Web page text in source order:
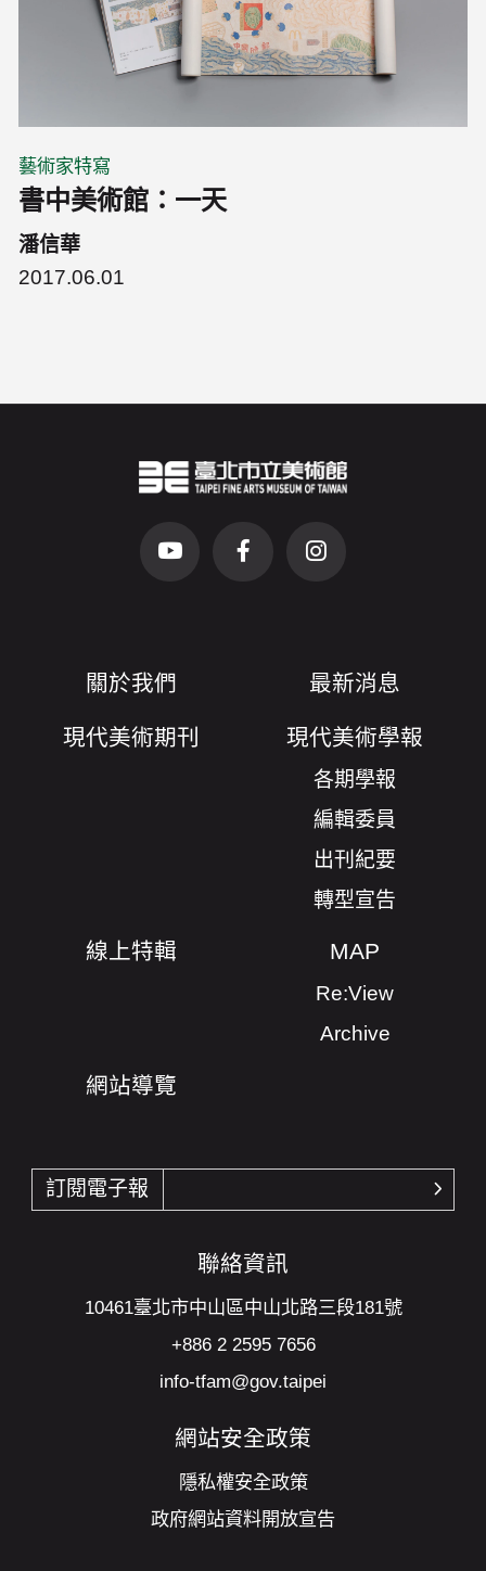
藝術家特寫
書中美術館：一天
潘信華
2017.06.01
前往Youtube頻道(另開新視窗)
前往Facebook粉絲團(另開新視窗)
前往Instagram粉絲團(另
關於我們 最新消息
現代美術期刊 現代美術學報
各期學報
編輯委員
出刊紀要
轉型宣告
線上特輯 MAP
Re:View
Archive
網站導覽
訂閱電子報
確認
聯絡資訊
10461臺北市中山區中山北路三段181號
+886 2 2595 7656
info-tfam@gov.taipei
網站安全政策
隱私權安全政策
政府網站資料開放宣告